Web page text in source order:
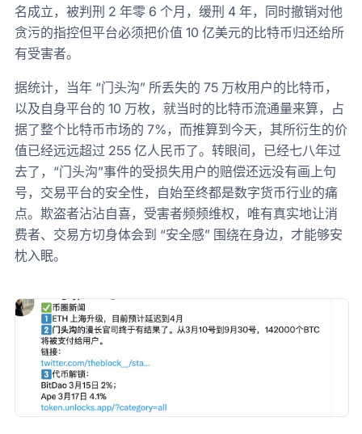
名成立，被判刑 2 年零 6 个月，缓刑 4 年，同时撤销对他
贪污的指控但平台必须把价值 10 亿美元的比特币归还给所
有受害者。
据统计，当年 “门头沟” 所丢失的 75 万枚用户的比特币，
以及自身平台的 10 万枚，就当时的比特币流通量来算，占
据了整个比特币市场的 7%，而推算到今天，其所衍生的价
值已经远远超过 255 亿人民币了。转眼间，已经七八年过
去了，“门头沟”事件的受损失用户的赔偿还远没有画上句
号，交易平台的安全性，自始至终都是数字货币行业的痛
点。欺盗者沾沾自喜，受害者频频维权，唯有真实地让消
费者、交易方切身体会到 “安全感” 围绕在身边，才能够安
枕入眠。